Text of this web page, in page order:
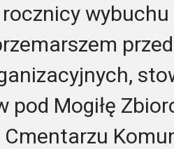
pod Mogiłę